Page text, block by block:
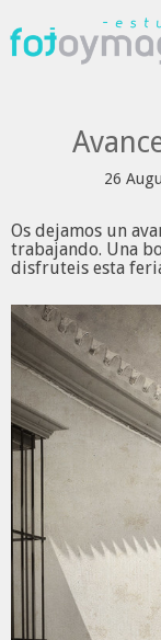
26
Os dejamos un
trabajando. Una
disfruteis esta